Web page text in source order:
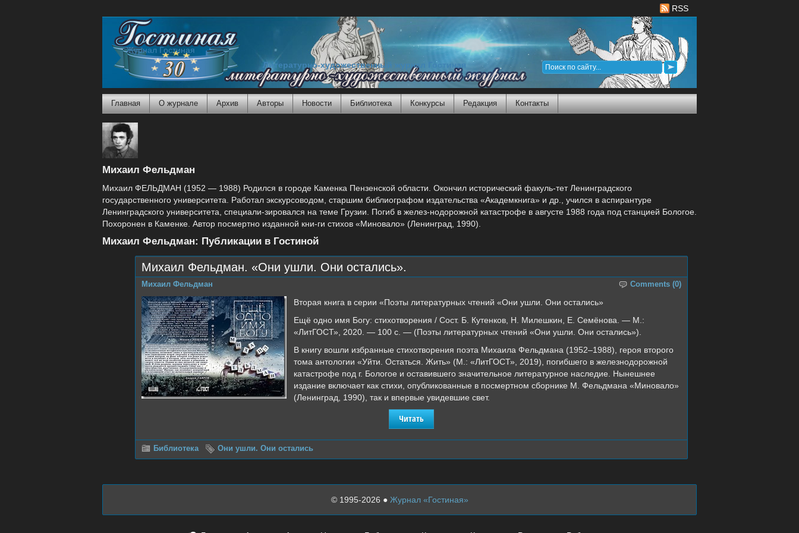
RSS
Журнал Гостиная
Литературно-художественный журнал Гостиная
Главная О журнале Архив Авторы Новости Библиотека Конкурсы Редакция Контакты
Михаил Фельдман
Михаил ФЕЛЬДМАН (1952 — 1988) Родился в городе Каменка Пензенской области. Окончил исторический факуль-тет Ленинградского
государственного университета. Работал экскурсоводом, старшим библиографом издательства «Академкнига» и др., учился в аспирантуре
Ленинградского университета, специали-зировался на теме Грузии. Погиб в желез-нодорожной катастрофе в августе 1988 года под станцией Бологое.
Похоронен в Каменке. Автор посмертно изданной кни-ги стихов «Миновало» (Ленинград, 1990).
Михаил Фельдман: Публикации в Гостиной
Михаил Фельдман. «Они ушли. Они остались».
Comments (0)
Михаил Фельдман
Вторая книга в серии «Поэты литературных чтений «Они ушли. Они остались»
Ещё одно имя Богу: стихотворения / Сост. Б. Кутенков, Н. Милешкин, Е. Семёнова. — М.:
«ЛитГОСТ», 2020. — 100 с. — (Поэты литературных чтений «Они ушли. Они остались»).
В книгу вошли избранные стихотворения поэта Михаила Фельдмана (1952–1988), героя второго
тома антологии «Уйти. Остаться. Жить» (М.: «ЛитГОСТ», 2019), погибшего в железнодорожной
катастрофе под г. Бологое и оставившего значительное литературное наследие. Нынешнее
издание включает как стихи, опубликованные в посмертном сборнике М. Фельдмана «Миновало»
(Ленинград, 1990), так и впервые увидевшие свет.
Читать
Библиотека Они ушли. Они остались
© 1995-2026 ● Журнал «Гостиная»